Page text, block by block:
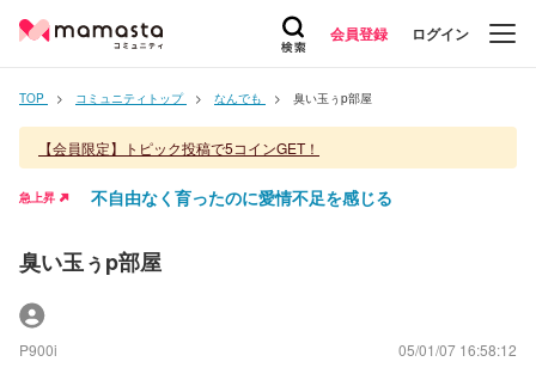
会員登録 ログイン
TOP コミュニティトップ なんでも 臭い玉ぅp部屋
【会員限定】トピック投稿で5コインGET！
急上昇 不自由なく育ったのに愛情不足を感じる
臭い玉ぅp部屋
P900i 05/01/07 16:58:12